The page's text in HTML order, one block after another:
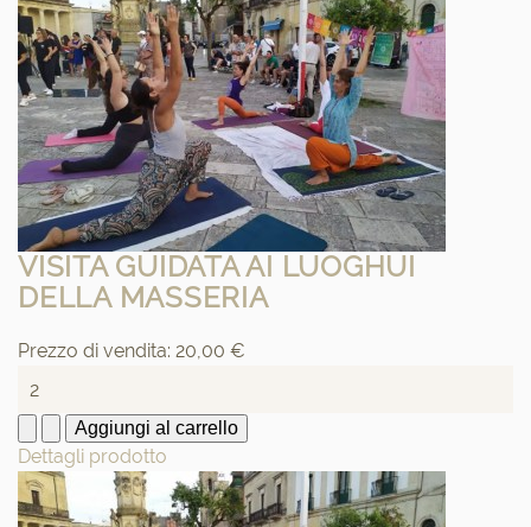
VISITA GUIDATA AI LUOGHUI
DELLA MASSERIA
Prezzo di vendita: 20,00 €
Dettagli prodotto